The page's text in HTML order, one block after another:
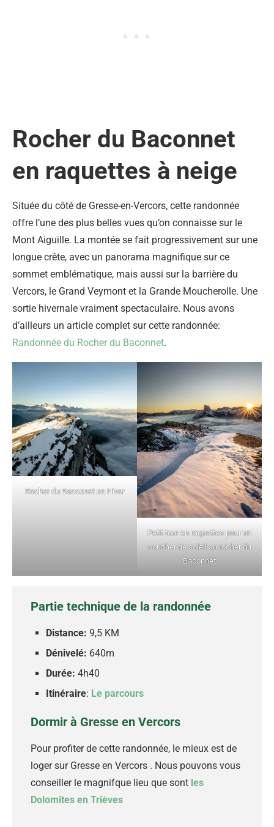
Rocher du Baconnet
en raquettes à neige
Située du côté de Gresse-en-Vercors, cette randonnée
offre l’une des plus belles vues qu’on connaisse sur le
Mont Aiguille. La montée se fait progressivement sur une
longue crête, avec un panorama magnifique sur ce
sommet emblématique, mais aussi sur la barrière du
Vercors, le Grand Veymont et la Grande Moucherolle. Une
sortie hivernale vraiment spectaculaire. Nous avons
d’ailleurs un article complet sur cette randonnée:
Randonnée du Rocher du Baconnet.
Rocher du Bacconet en Hiver
Petit tour en raquettes pour un
coucher de soleil au rocher du
Baconnet
Partie technique de la randonnée
Distance: 9,5 KM
Dénivelé: 640m
Durée: 4h40
Itinéraire: Le parcours
Dormir à Gresse en Vercors
Pour profiter de cette randonnée, le mieux est de
loger sur Gresse en Vercors . Nous pouvons vous
conseiller le magnifque lieu que sont les
Dolomites en Trièves